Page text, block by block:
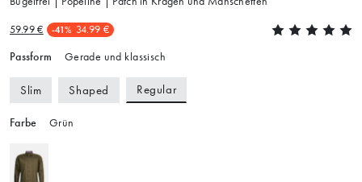
59.99 € -41% 34.99 €
Passform Gerade und klassisch
Slim Shaped Regular
Farbe Grün